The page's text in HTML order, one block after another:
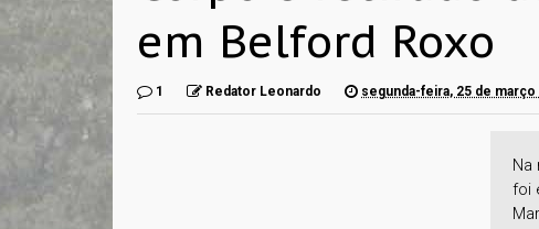
em Belford Roxo
1 Redator Leonardo segunda-feira, 25 de março
Na
foi